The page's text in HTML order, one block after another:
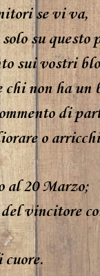
se vi va,
su questo
sui vostri
chi non ha un
di
o
al 20 Marzo;
vincitore
cuore.